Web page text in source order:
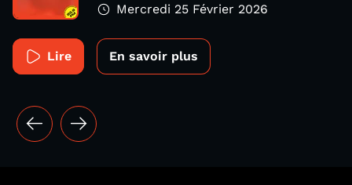
Mercredi 25 Février 2026
Lire En savoir plus